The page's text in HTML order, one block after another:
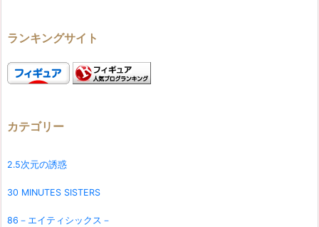
ランキングサイト
カテゴリー
2.5次元の誘惑
30 MINUTES SISTERS
86－エイティシックス－